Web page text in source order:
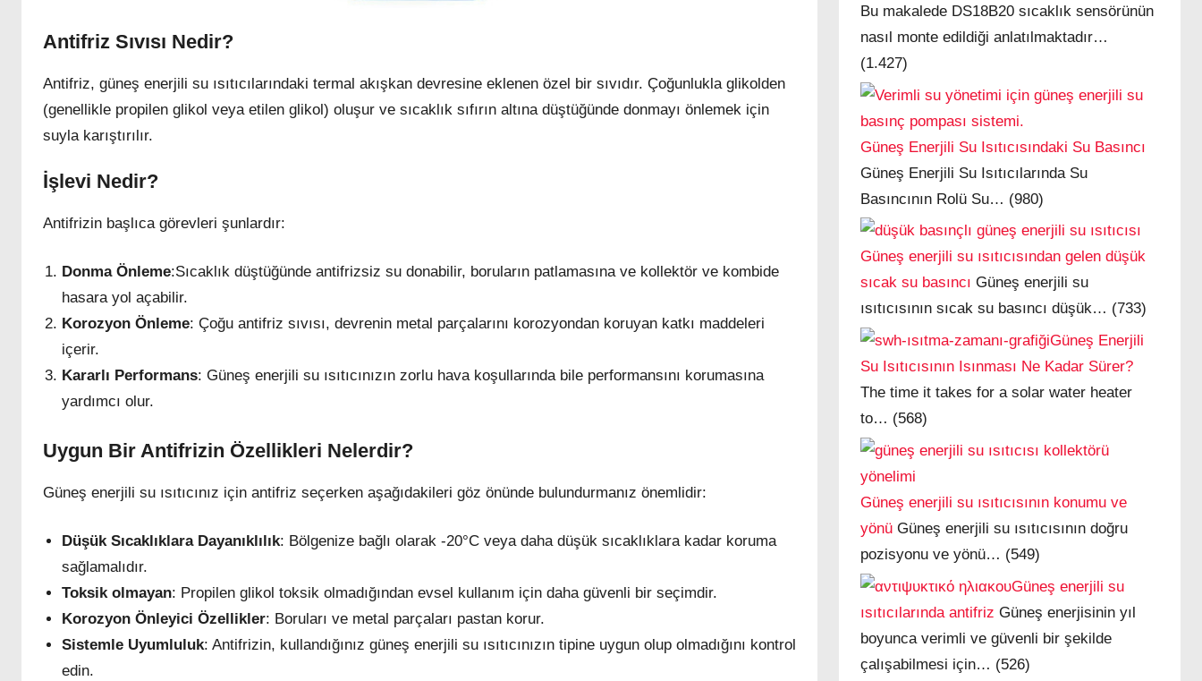
Antifriz Sıvısı Nedir?
Antifriz, güneş enerjili su ısıtıcılarındaki termal akışkan devresine eklenen özel bir sıvıdır. Çoğunlukla glikolden
(genellikle propilen glikol veya etilen glikol) oluşur ve sıcaklık sıfırın altına düştüğünde donmayı önlemek için
suyla karıştırılır.
İşlevi Nedir?
Antifrizin başlıca görevleri şunlardır:
Donma Önleme:Sıcaklık düştüğünde antifrizsiz su donabilir, boruların patlamasına ve kollektör ve kombide
hasara yol açabilir.
Korozyon Önleme: Çoğu antifriz sıvısı, devrenin metal parçalarını korozyondan koruyan katkı maddeleri
içerir.
Kararlı Performans: Güneş enerjili su ısıtıcınızın zorlu hava koşullarında bile performansını korumasına
yardımcı olur.
Uygun Bir Antifrizin Özellikleri Nelerdir?
Güneş enerjili su ısıtıcınız için antifriz seçerken aşağıdakileri göz önünde bulundurmanız önemlidir:
Düşük Sıcaklıklara Dayanıklılık: Bölgenize bağlı olarak -20°C veya daha düşük sıcaklıklara kadar koruma
sağlamalıdır.
Toksik olmayan: Propilen glikol toksik olmadığından evsel kullanım için daha güvenli bir seçimdir.
Korozyon Önleyici Özellikler: Boruları ve metal parçaları pastan korur.
Sistemle Uyumluluk: Antifrizin, kullandığınız güneş enerjili su ısıtıcınızın tipine uygun olup olmadığını kontrol
edin.
Bu makalede DS18B20 sıcaklık sensörünün
nasıl monte edildiği anlatılmaktadır…
(1.427)
Güneş Enerjili Su Isıtıcısındaki Su Basıncı
Güneş Enerjili Su Isıtıcılarında Su
Basıncının Rolü Su… (980)
Güneş enerjili su ısıtıcısından gelen düşük
sıcak su basıncı Güneş enerjili su
ısıtıcısının sıcak su basıncı düşük… (733)
Güneş Enerjili
Su Isıtıcısının Isınması Ne Kadar Sürer?
The time it takes for a solar water heater
to… (568)
Güneş enerjili su ısıtıcısının konumu ve
yönü Güneş enerjili su ısıtıcısının doğru
pozisyonu ve yönü… (549)
Güneş enerjili su
ısıtıcılarında antifriz Güneş enerjisinin yıl
boyunca verimli ve güvenli bir şekilde
çalışabilmesi için… (526)